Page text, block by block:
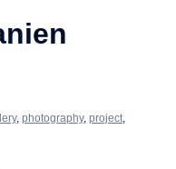
, photography, project,